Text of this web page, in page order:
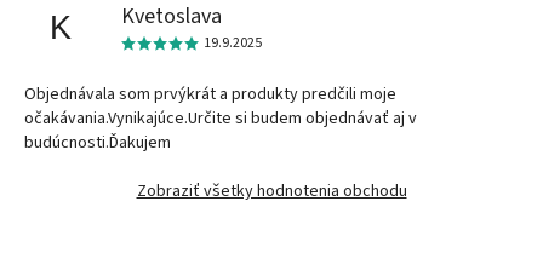
K Kvetoslava
19.9.2025
Objednávala som prvýkrát a produkty predčili moje
očakávania.Vynikajúce.Určite si budem objednávať aj v
budúcnosti.Ďakujem
Zobraziť všetky hodnotenia obchodu